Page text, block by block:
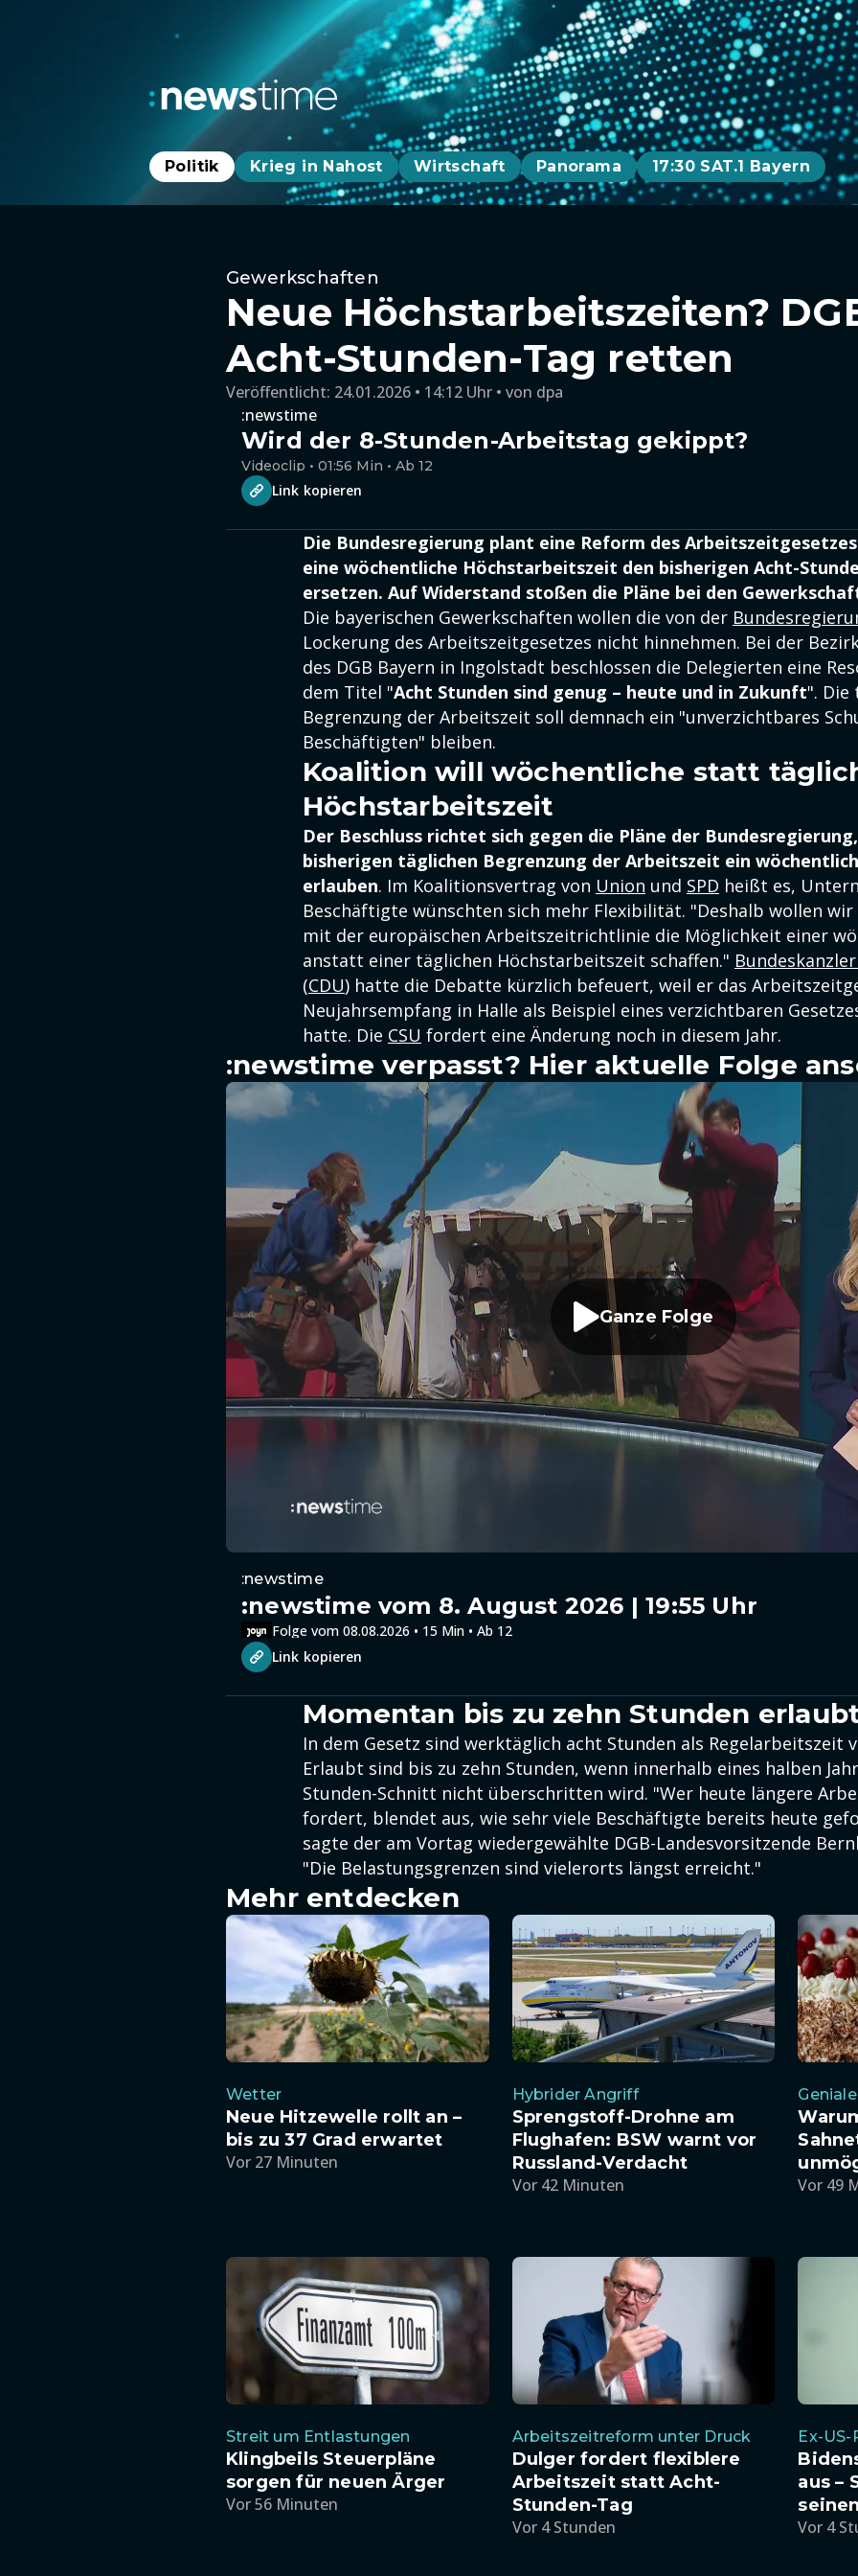
Politik Krieg in Nahost Wirtschaft Panorama 17:30 SAT.1 Bayern
Gewerkschaften
Neue Höchstarbeitszeiten?
Acht-Stunden-Tag retten
Veröffentlicht: 24.01.2026 • 14:12 Uhr von dpa
:newstime
Wird der 8-Stunden-Arbeitstag gekippt?
Videoclip • 01:56 Min • Ab 12
Link kopieren
Die Bundesregierung plant eine Reform des
eine wöchentliche Höchstarbeitszeit den bisherigen Acht-
ersetzen. Auf Widerstand stoßen die Pläne bei den
Die bayerischen Gewerkschaften wollen die von der
Lockerung des Arbeitszeitgesetzes nicht hinnehmen. Bei der
des DGB Bayern in Ingolstadt beschlossen die Delegierten eine
dem Titel "Acht Stunden sind genug – heute und in Zukunft". Die
Begrenzung der Arbeitszeit soll demnach ein "unverzichtbares
Beschäftigten" bleiben.
Koalition will wöchentliche statt
Höchstarbeitszeit
Der Beschluss richtet sich gegen die Pläne der
bisherigen täglichen Begrenzung der Arbeitszeit ein
erlauben. Im Koalitionsvertrag von Union und SPD heißt es,
Beschäftigte wünschten sich mehr Flexibilität. "Deshalb wollen wir
mit der europäischen Arbeitszeitrichtlinie die Möglichkeit einer
anstatt einer täglichen Höchstarbeitszeit schaffen."
(CDU) hatte die Debatte kürzlich befeuert, weil er das
Neujahrsempfang in Halle als Beispiel eines verzichtbaren
hatte. Die CSU fordert eine Änderung noch in diesem Jahr.
:newstime verpasst? Hier aktuelle Folge
Ganze Folge
:newstime
:newstime vom 8. August 2026 | 19:55 Uhr
Folge vom 08.08.2026 • 15 Min • Ab 12
Link kopieren
Momentan bis zu zehn Stunden
In dem Gesetz sind werktäglich acht Stunden als Regelarbeitszeit
Erlaubt sind bis zu zehn Stunden, wenn innerhalb eines halben
Stunden-Schnitt nicht überschritten wird. "Wer heute längere
fordert, blendet aus, wie sehr viele Beschäftigte bereits heute
sagte der am Vortag wiedergewählte DGB-Landesvorsitzende
"Die Belastungsgrenzen sind vielerorts längst erreicht."
Mehr entdecken
Wetter
Neue Hitzewelle rollt an –
bis zu 37 Grad erwartet
Vor 27 Minuten
Hybrider Angriff
Sprengstoff-Drohne am
Flughafen: BSW warnt vor
Russland-Verdacht
Vor 42 Minuten
Vor 49
Streit um Entlastungen
Klingbeils Steuerpläne
sorgen für neuen Ärger
Vor 56 Minuten
Arbeitszeitreform unter Druck
Dulger fordert flexiblere
Arbeitszeit statt Acht-
Stunden-Tag
Vor 4 Stunden
Ex-
aus –
Vor 4